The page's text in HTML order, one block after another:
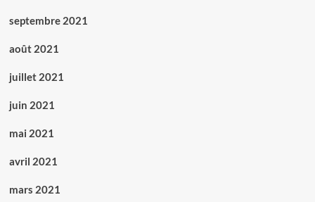
septembre 2021
août 2021
juillet 2021
juin 2021
mai 2021
avril 2021
mars 2021